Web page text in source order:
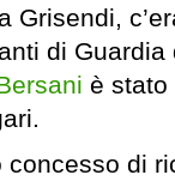
Grisendi,
di Guardia
è stato
concesso di